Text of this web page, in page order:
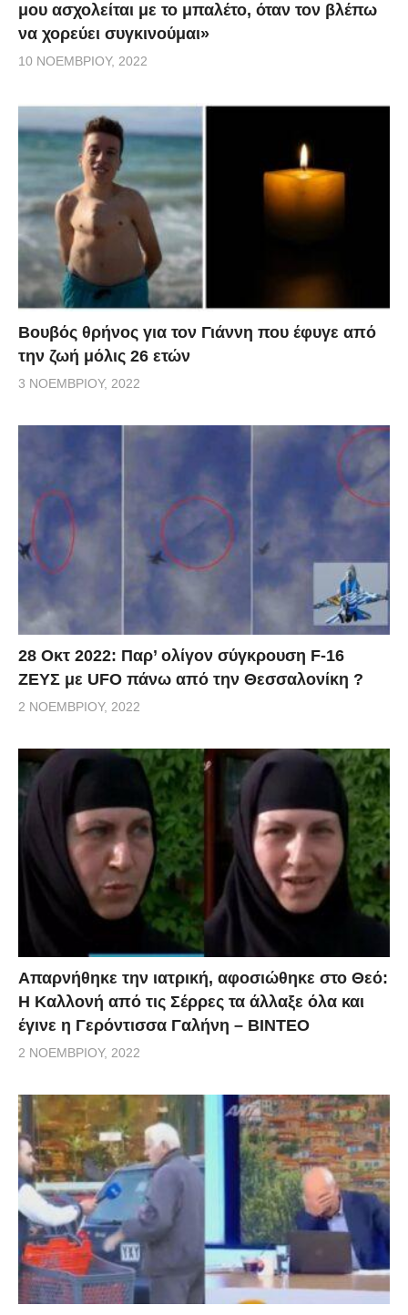
μου ασχολείται με το μπαλέτο, όταν τον βλέπω
να χορεύει συγκινούμαι»
10 ΝΟΕΜΒΡΊΟΥ, 2022
Βουβός θρήνος για τον Γιάννη που έφυγε από
την ζωή μόλις 26 ετών
3 ΝΟΕΜΒΡΊΟΥ, 2022
28 Οκτ 2022: Παρ’ ολίγον σύγκρουση F-16
ΖΕΥΣ με UFO πάνω από την Θεσσαλονίκη ?
2 ΝΟΕΜΒΡΊΟΥ, 2022
Απαρνήθηκε την ιατρική, αφοσιώθηκε στο Θεό:
Η Καλλονή από τις Σέρρες τα άλλαξε όλα και
έγινε η Γερόντισσα Γαλήνη – ΒΙΝΤΕΟ
2 ΝΟΕΜΒΡΊΟΥ, 2022